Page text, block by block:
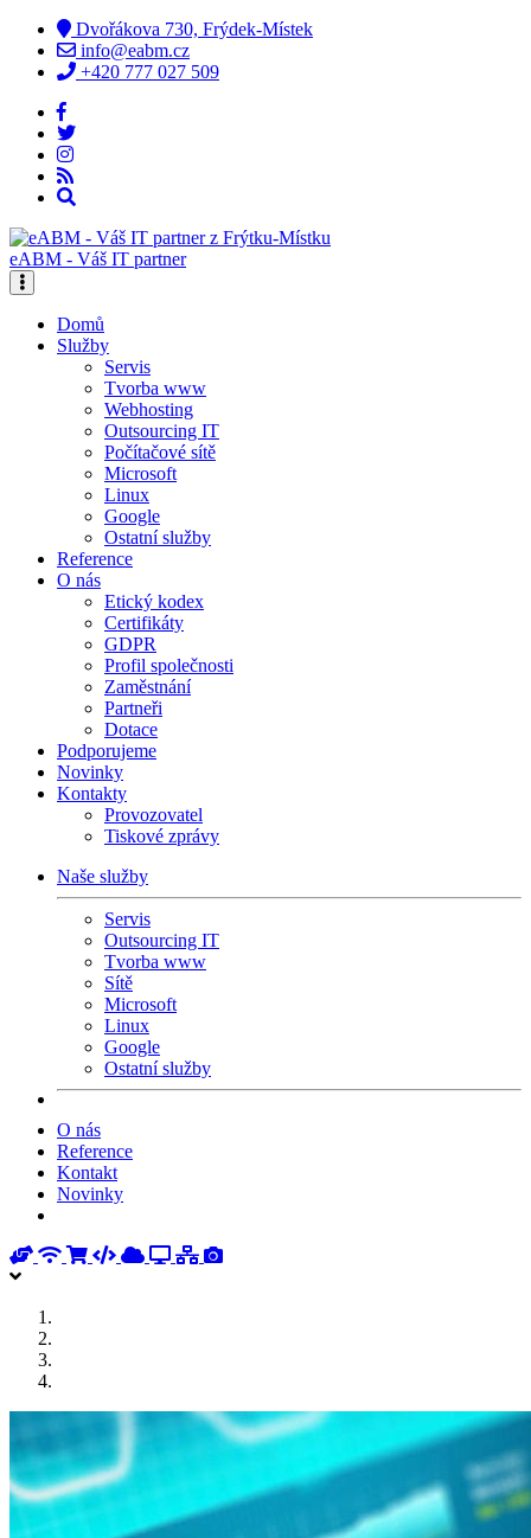
Dvořákova 730, Frýdek-Místek
info@eabm.cz
+420 777 027 509
eABM - Váš IT partner
Domů
Služby
Servis
Tvorba www
Webhosting
Outsourcing IT
Počítačové sítě
Microsoft
Linux
Google
Ostatní služby
Reference
O nás
Etický kodex
Certifikáty
GDPR
Profil společnosti
Zaměstnání
Partneři
Dotace
Podporujeme
Novinky
Kontakty
Provozovatel
Tiskové zprávy
Naše služby
Servis
Outsourcing IT
Tvorba www
Sítě
Microsoft
Linux
Google
Ostatní služby
O nás
Reference
Kontakt
Novinky